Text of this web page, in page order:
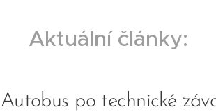
Aktuální články:
Autobus po technické